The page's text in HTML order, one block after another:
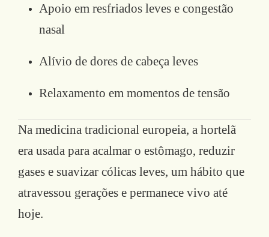
Apoio em resfriados leves e congestão
nasal
Alívio de dores de cabeça leves
Relaxamento em momentos de tensão
Na medicina tradicional europeia, a hortelã
era usada para acalmar o estômago, reduzir
gases e suavizar cólicas leves, um hábito que
atravessou gerações e permanece vivo até
hoje.